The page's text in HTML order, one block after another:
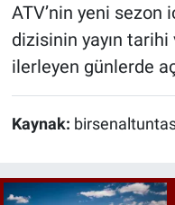
ATV’nin yeni sezon
dizisinin yayın
ilerleyen günlerde
Kaynak: